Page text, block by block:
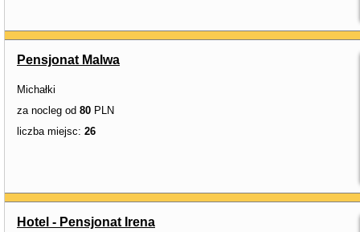
Pensjonat Malwa
Michałki
za nocleg od 80 PLN
liczba miejsc: 26
Hotel - Pensjonat Irena